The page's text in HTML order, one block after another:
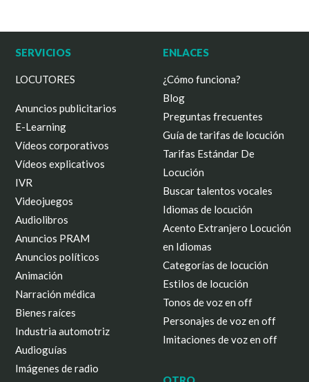
SERVICIOS
LOCUTORES
Anuncios publicitarios
E-Learning
Vídeos corporativos
Vídeos explicativos
IVR
Videojuegos
Audiolibros
Anuncios PRAM
Anuncios políticos
Animación
Narración médica
Bienes raíces
Industria automotriz
Audioguías
Imágenes de radio
ENLACES
¿Cómo funciona?
Blog
Preguntas frecuentes
Guía de tarifas de locución
Tarifas Estándar De
Locución
Buscar talentos vocales
Idiomas de locución
Acento Extranjero Locución
en Idiomas
Categorías de locución
Estilos de locución
Tonos de voz en off
Personajes de voz en off
Imitaciones de voz en off